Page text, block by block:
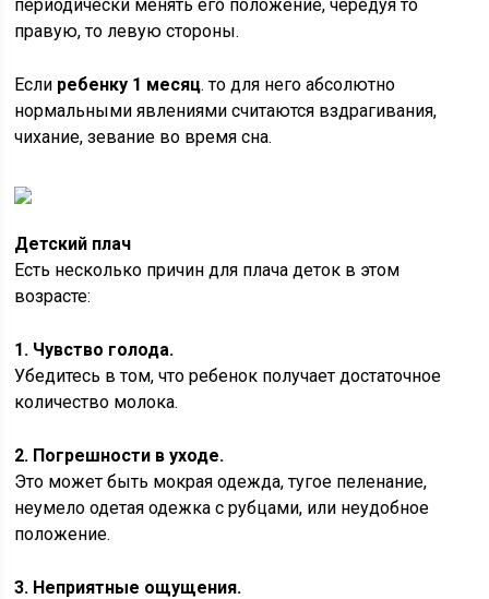
периодически менять его положение, чередуя то
правую, то левую стороны.
Если ребенку 1 месяц. то для него абсолютно
нормальными явлениями считаются вздрагивания,
чихание, зевание во время сна.
Детский плач
Есть несколько причин для плача деток в этом
возрасте:
1. Чувство голода.
Убедитесь в том, что ребенок получает достаточное
количество молока.
2. Погрешности в уходе.
Это может быть мокрая одежда, тугое пеленание,
неумело одетая одежка с рубцами, или неудобное
положение.
3. Неприятные ощущения.